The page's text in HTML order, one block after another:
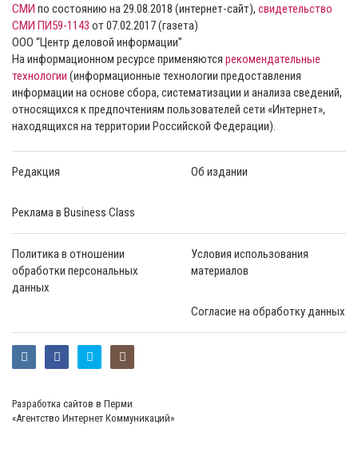
СМИ по состоянию на 29.08.2018 (интернет-сайт), свидетельство
СМИ ПИ59-1143 от 07.02.2017 (газета)
ООО “Центр деловой информации”
На информационном ресурсе применяются рекомендательные
технологии (информационные технологии предоставления
информации на основе сбора, систематизации и анализа сведений,
относящихся к предпочтениям пользователей сети «Интернет»,
находящихся на территории Российской Федерации).
Редакция Об издании
Реклама в Business Class
Политика в отношении
обработки персональных
данных
Условия использования
материалов
Согласие на обработку данных
Разработка сайтов в Перми
«Агентство Интернет Коммуникаций»